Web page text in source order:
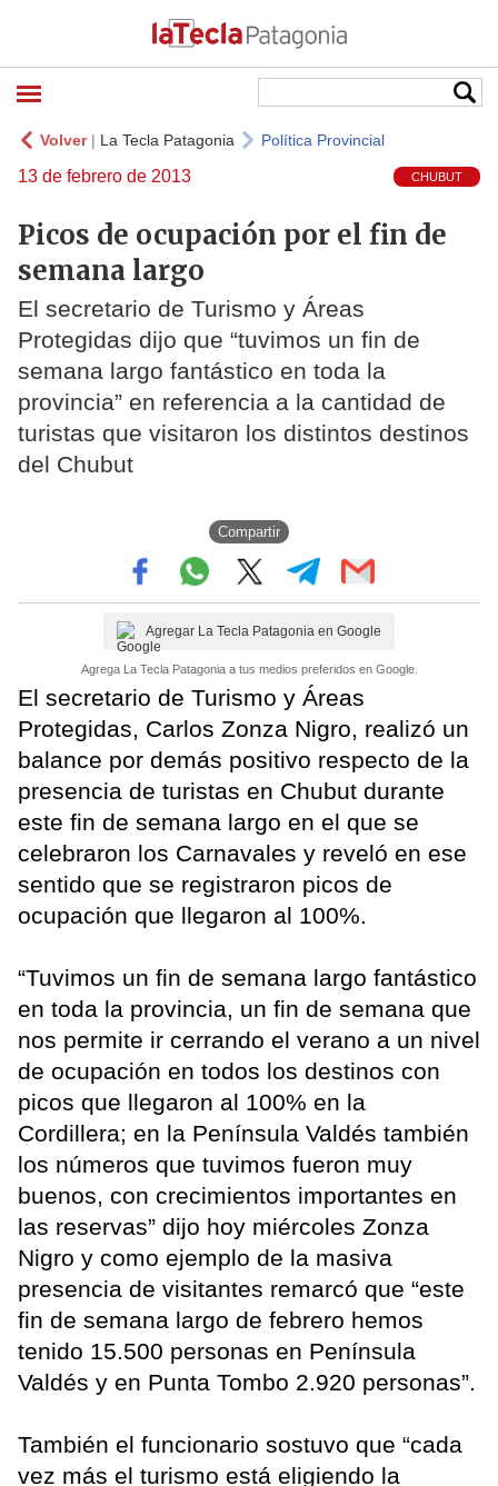
Volver| La Tecla Patagonia Política Provincial
13 de febrero de 2013 CHUBUT
Picos de ocupación por el fin de
semana largo
El secretario de Turismo y Áreas
Protegidas dijo que “tuvimos un fin de
semana largo fantástico en toda la
provincia” en referencia a la cantidad de
turistas que visitaron los distintos destinos
del Chubut
Compartir
Agregar La Tecla Patagonia en Google
Agrega La Tecla Patagonia a tus medios preferidos en Google.
El secretario de Turismo y Áreas
Protegidas, Carlos Zonza Nigro, realizó un
balance por demás positivo respecto de la
presencia de turistas en Chubut durante
este fin de semana largo en el que se
celebraron los Carnavales y reveló en ese
sentido que se registraron picos de
ocupación que llegaron al 100%.
“Tuvimos un fin de semana largo fantástico
en toda la provincia, un fin de semana que
nos permite ir cerrando el verano a un nivel
de ocupación en todos los destinos con
picos que llegaron al 100% en la
Cordillera; en la Península Valdés también
los números que tuvimos fueron muy
buenos, con crecimientos importantes en
las reservas” dijo hoy miércoles Zonza
Nigro y como ejemplo de la masiva
presencia de visitantes remarcó que “este
fin de semana largo de febrero hemos
tenido 15.500 personas en Península
Valdés y en Punta Tombo 2.920 personas”.
También el funcionario sostuvo que “cada
vez más el turismo está eligiendo la